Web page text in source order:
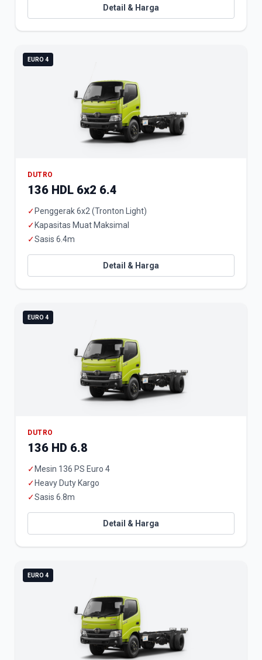
Detail & Harga
EURO 4
DUTRO
136 HDL 6x2 6.4
✓ Penggerak 6x2 (Tronton Light)
✓ Kapasitas Muat Maksimal
✓Sasis 6.4m
Detail & Harga
EURO 4
DUTRO
136 HD 6.8
✓ Mesin 136 PS Euro 4
✓ Heavy Duty Kargo
✓Sasis 6.8m
Detail & Harga
EURO 4